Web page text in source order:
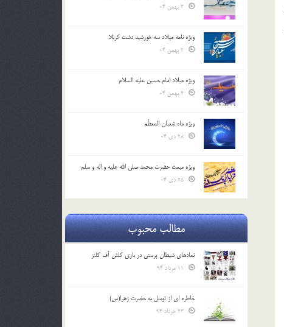
ویژه نامه میلاد سه خورشید دشت کربلا
ویژه میلاد امام حسین علیه السلام
ویژه ماه شعبان المعظّم
ویژه مبعث حضرت محمد صلی الله علیه و اله و سلم
مطالب محبوب
نمادهای شیطان پرستی در بازی کلش آف کلنز
خاطره ای از توسل به حضرت زهرا(س)